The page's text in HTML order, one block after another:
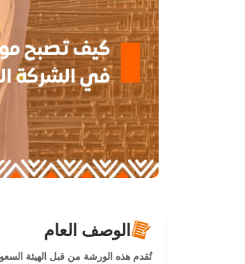
الوصف العام
تُقدم هذه الورشة من قبل الهيئة